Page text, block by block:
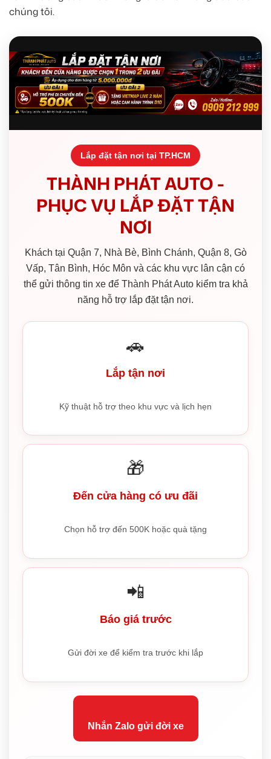
chúng tôi.
Lắp đặt tận nơi tại TP.HCM
THÀNH PHÁT AUTO -
PHỤC VỤ LẮP ĐẶT TẬN
NƠI
Khách tại Quận 7, Nhà Bè, Bình Chánh, Quận 8, Gò
Vấp, Tân Bình, Hóc Môn và các khu vực lân cận có
thể gửi thông tin xe để Thành Phát Auto kiểm tra khả
năng hỗ trợ lắp đặt tận nơi.
🚗
Lắp tận nơi
Kỹ thuật hỗ trợ theo khu vực và lịch hẹn
🎁
Đến cửa hàng có ưu đãi
Chọn hỗ trợ đến 500K hoặc quà tặng
📲
Báo giá trước
Gửi đời xe để kiểm tra trước khi lắp
Nhắn Zalo gửi đời xe